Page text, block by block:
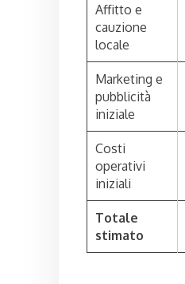
Affitto e
cauzione
locale
Marketing e
pubblicità
iniziale
Costi
operativi
iniziali
Totale
stimato